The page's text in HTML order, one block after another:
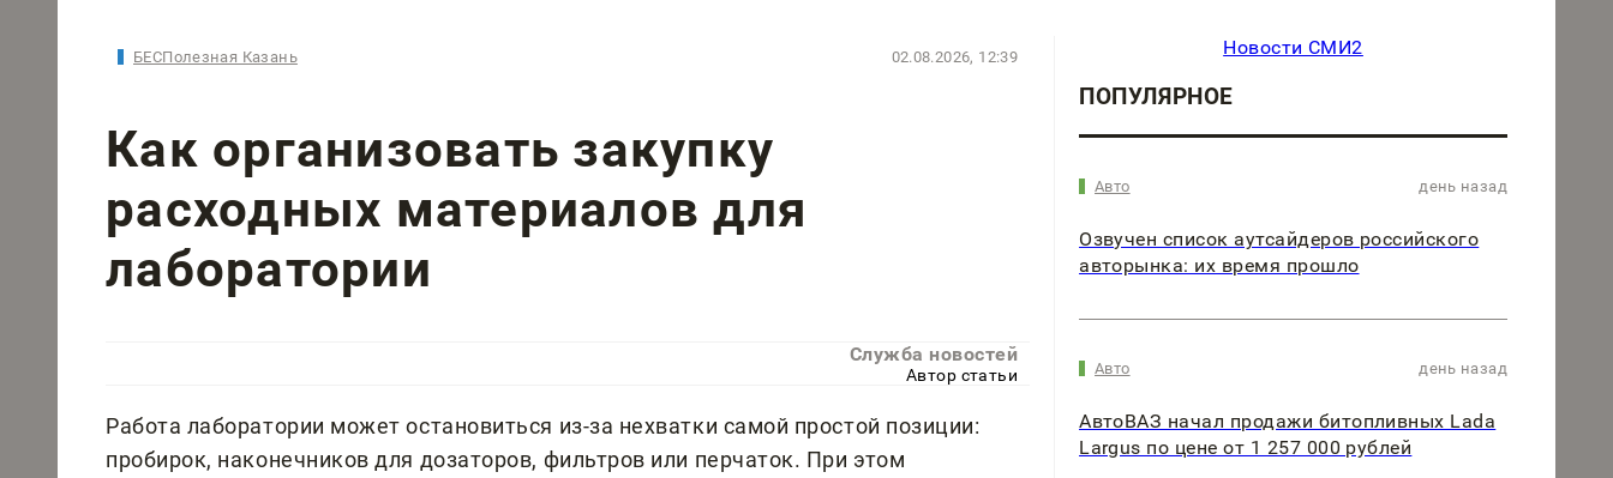
БЕСПолезная Казань 02.08.2026, 12:39
Как организовать закупку
расходных материалов для
лаборатории
Служба новостей
Автор статьи
Работа лаборатории может остановиться из-за нехватки самой простой позиции:
пробирок, наконечников для дозаторов, фильтров или перчаток. При этом
Новости СМИ2
ПОПУЛЯРНОЕ
Авто день назад
Озвучен список аутсайдеров российского
авторынка: их время прошло
Авто день назад
АвтоВАЗ начал продажи битопливных Lada
Largus по цене от 1 257 000 рублей